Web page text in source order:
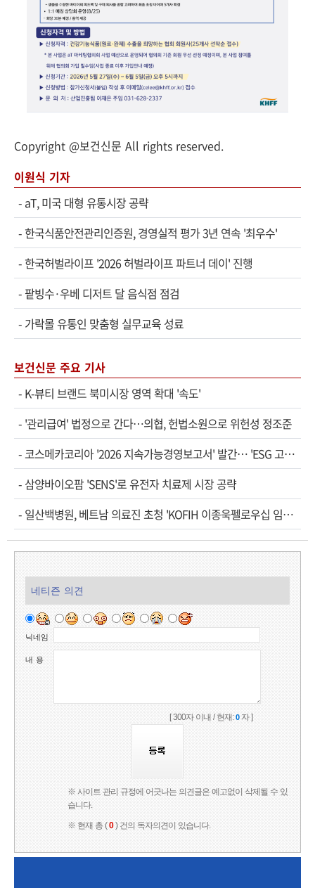
Copyright @보건신문 All rights reserved.
이원식 기자
- aT, 미국 대형 유통시장 공략
- 한국식품안전관리인증원, 경영실적 평가 3년 연속 '최우수'
- 한국허벌라이프 '2026 허벌라이프 파트너 데이' 진행
- 팥빙수·우베 디저트 달 음식점 점검
- 가락몰 유통인 맞춤형 실무교육 성료
보건신문 주요 기사
- K-뷰티 브랜드 북미시장 영역 확대 '속도'
- '관리급여' 법정으로 간다…의협, 헌법소원으로 위헌성 정조준
- 코스메카코리아 '2026 지속가능경영보고서' 발간… 'ESG 고…
- 삼양바이오팜 'SENS'로 유전자 치료제 시장 공략
- 일산백병원, 베트남 의료진 초청 'KOFIH 이종욱펠로우십 임…
네티즌 의견
닉네임
내 용
[ 300자 이내 / 현재:0자 ]
※ 사이트 관리 규정에 어긋나는 의견글은 예고없이 삭제될 수 있
습니다.
※ 현재 총 (0) 건의 독자의견이 있습니다.